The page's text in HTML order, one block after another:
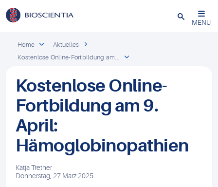
Schließen
MENU
Home
Aktuelles
Kostenlose Online-Fortbildung am...
Kostenlose Online-
Fortbildung am 9.
April:
Hämoglobinopathien
Katja Tretner
Donnerstag, 27 März 2025